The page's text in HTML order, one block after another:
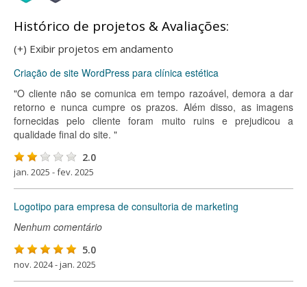
Histórico de projetos & Avaliações:
(+) Exibir projetos em andamento
Criação de site WordPress para clínica estética
"O cliente não se comunica em tempo razoável, demora a dar
retorno e nunca cumpre os prazos. Além disso, as imagens
fornecidas pelo cliente foram muito ruins e prejudicou a
qualidade final do site. "
2.0
jan. 2025 - fev. 2025
Logotipo para empresa de consultoria de marketing
Nenhum comentário
5.0
nov. 2024 - jan. 2025